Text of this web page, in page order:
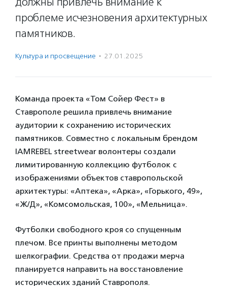
проблеме исчезновения архитектурных
памятников.
Культура и просвещение · 27.01.2025
Команда проекта «Том Сойер Фест» в
Ставрополе решила привлечь внимание
аудитории к сохранению исторических
памятников. Совместно с локальным брендом
IAMREBEL streetwear волонтеры создали
лимитированную коллекцию футболок с
изображениями объектов ставропольской
архитектуры: «Аптека», «Арка», «Горького, 49»,
«Ж/Д», «Комсомольская, 100», «Мельница».
Футболки свободного кроя со спущенным
плечом. Все принты выполнены методом
шелкографии. Средства от продажи мерча
планируется направить на восстановление
исторических зданий Ставрополя.